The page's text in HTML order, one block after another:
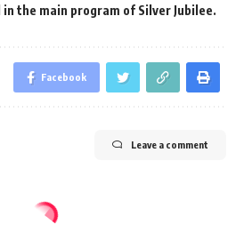
the main program of Silver Jubilee.
Facebook
Leave a comment